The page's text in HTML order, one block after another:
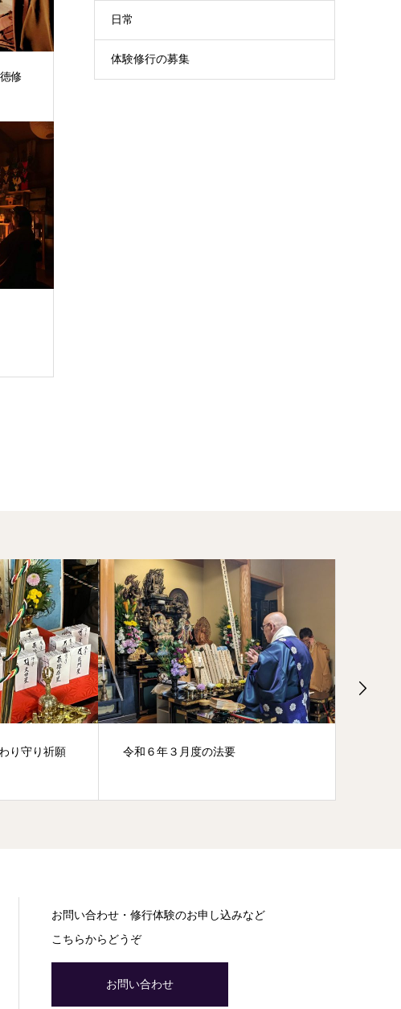
修
日常
体験修行の募集
り守り祈願
令和６年３月度の法要
お問い合わせ・修行体験のお申し込みなど
こちらからどうぞ
お問い合わせ